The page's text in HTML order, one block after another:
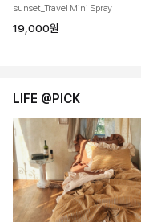
sunset_Travel Mini Spray
19,000원
LIFE @PICK